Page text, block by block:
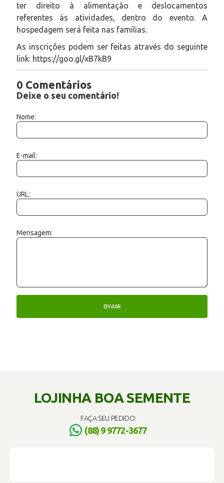
ter direito à alimentação e deslocamentos
referentes às atividades, dentro do evento. A
hospedagem será feita nas famílias.
As inscrições podem ser feitas através do seguinte
link: https://goo.gl/xB7kB9
0 Comentários
Deixe o seu comentário!
Nome:
E-mail:
URL:
Mensagem:
LOJINHA BOA SEMENTE
FAÇA SEU PEDIDO:
(88) 9 9772-3677